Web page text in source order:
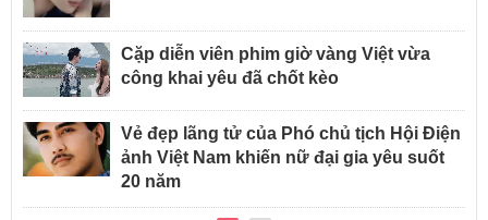
Cặp diễn viên phim giờ vàng Việt vừa
công khai yêu đã chốt kèo
Vẻ đẹp lãng tử của Phó chủ tịch Hội Điện
ảnh Việt Nam khiến nữ đại gia yêu suốt
20 năm